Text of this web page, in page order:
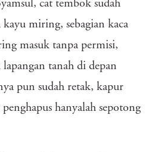
cat tembok sudah
kayu miring, sebagian kaca
masuk tanpa permisi,
tanah di depan
pun sudah retak, kapur
hanyalah sepotong